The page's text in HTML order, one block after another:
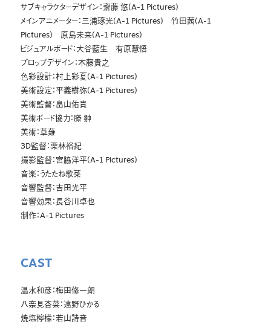
サブキャラクターデザイン：齋藤 悠(A-1 Pictures)
メインアニメーター：三浦琢光(A-1 Pictures) 竹田茜(A-1
Pictures) 原島未来(A-1 Pictures)
ビジュアルボード：大谷藍生 有原慧悟
プロップデザイン：木藤貴之
色彩設計：村上彩夏(A-1 Pictures)
美術設定：平義樹弥(A-1 Pictures)
美術監督：畠山佑貴
美術ボード協力：滕 翀
美術：草薙
3D監督：栗林裕紀
撮影監督：宮脇洋平(A-1 Pictures)
音楽：うたたね歌菜
音響監督：吉田光平
音響効果：長谷川卓也
制作：A-1 Pictures
CAST
温水和彦：梅田修一朗
八奈見杏菜：遠野ひかる
焼塩檸檬：若山詩音